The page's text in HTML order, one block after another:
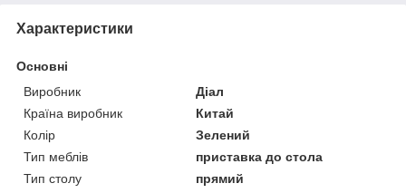
Характеристики
Основні
Виробник
Діал
Країна виробник
Китай
Колір
Зелений
Тип меблів
приставка до стола
Тип столу
прямий